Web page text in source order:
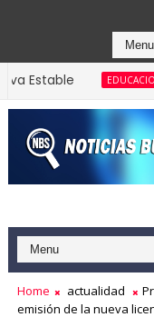
EDUCACION
Home actualidad
emisión de la nueva